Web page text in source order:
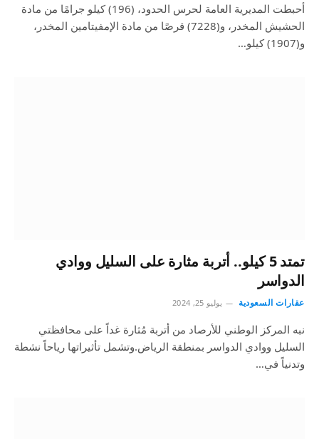
أحبطت المديرية العامة لحرس الحدود، (196) كيلو جرامًا من مادة
الحشيش المخدر، و(7228) قرصًا من مادة الإمفيتامين المخدر،
و(1907) كيلو…
تمتد 5 كيلو.. أتربة مثارة على السليل ووادي
الدواسر
عقارات السعودية يوليو 25, 2024
نبه المركز الوطني للأرصاد من أتربة مُثارة غداً على محافظتي
السليل ووادي الدواسر بمنطقة الرياض.وتشمل تأثيراتها رياحاً نشطة
وتدنياً في…